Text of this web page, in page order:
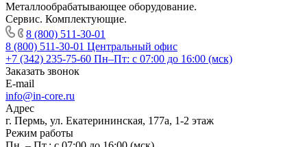
Металлообрабатывающее оборудование.
Сервис. Комплектующие.
8 (800) 511-30-01
8 (800) 511-30-01 Центральный офис
+7 (342) 235-75-60 Пн–Пт: с 07:00 до 16:00 (мск)
Заказать звонок
E-mail
info@in-core.ru
Адрес
г. Пермь, ул. ​Екатерининская, 177а, ​1-2 этаж
Режим работы